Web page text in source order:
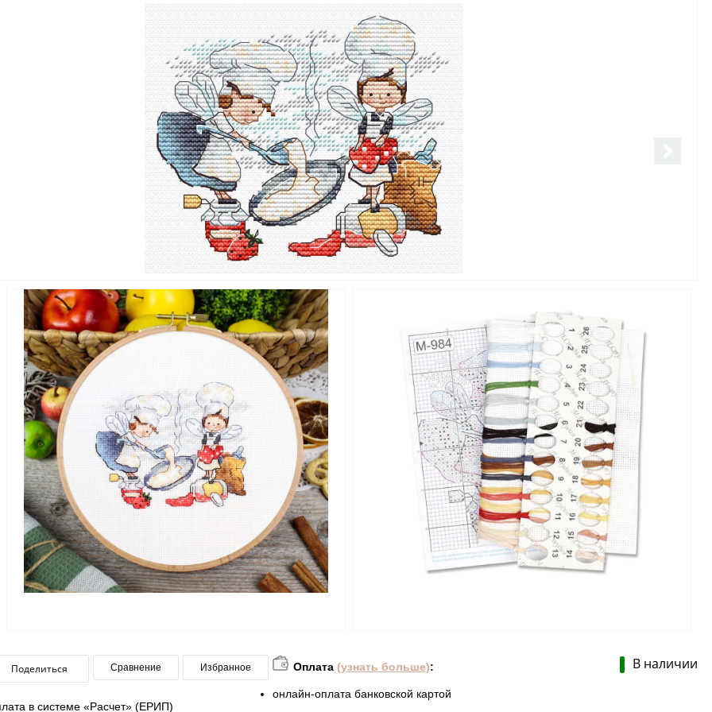
В наличии
Поделиться Сравнение Избранное Оплата (узнать больше):
онлайн-оплата банковской картой
в системе «Расчет» (ЕРИП)